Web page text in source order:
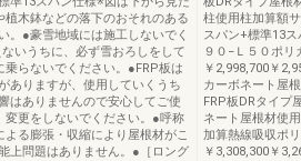
木鉢などの落下のおそれのある
。●豪雪地域には施工しないでく
いうちに、必ず雪おろしをして
乗らないでください。●FRP板は
ありますが、使用していくうち
はありませんので安心してご使
変更をしないでください。●呼称
る膨張・収縮により屋根材がこ
上問題はありません。●［ロング
柱使用柱加算額
スパン+標準13
９０−Ｌ５０ポリ
￥2,998,700￥
カーボネート屋
FRP板DRタイプ
ネート屋根材使
加算熱線吸収ポ
￥3,308,300￥